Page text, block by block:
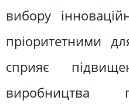
вибору
пріоритетними
сприяє
виробництва